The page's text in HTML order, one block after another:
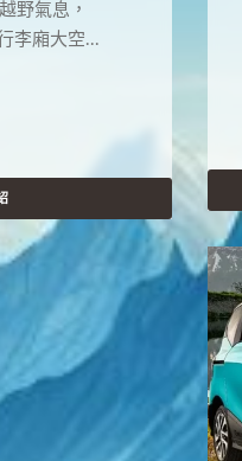
野氣息，
李廂大空...